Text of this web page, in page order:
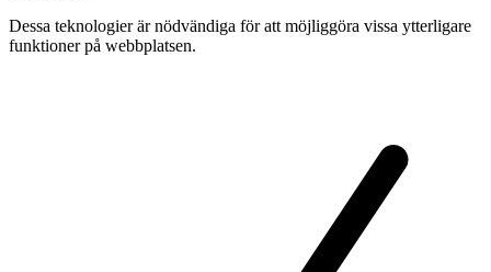
Dessa teknologier är nödvändiga för att möjliggöra vissa ytterligare
funktioner på webbplatsen.